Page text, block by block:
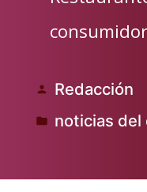
Publicado
por
Redacción
Publicado
noticias del